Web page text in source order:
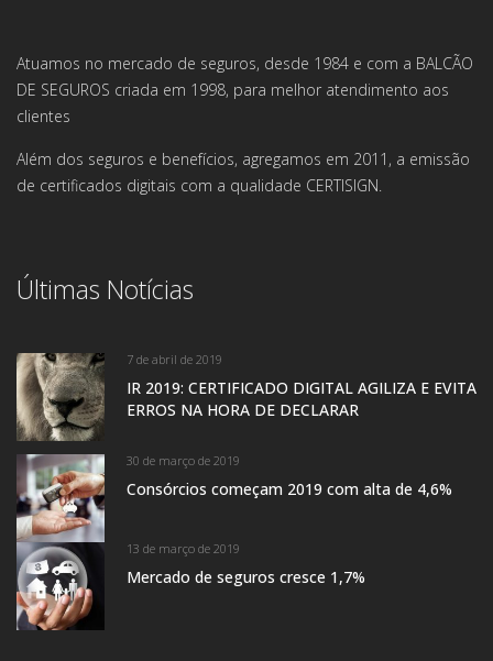
Atuamos no mercado de seguros, desde 1984 e com a BALCÃO
DE SEGUROS criada em 1998, para melhor atendimento aos
clientes
Além dos seguros e benefícios, agregamos em 2011, a emissão
de certificados digitais com a qualidade CERTISIGN.
Últimas Notícias
7 de abril de 2019
IR 2019: CERTIFICADO DIGITAL AGILIZA E EVITA
ERROS NA HORA DE DECLARAR
30 de março de 2019
Consórcios começam 2019 com alta de 4,6%
13 de março de 2019
Mercado de seguros cresce 1,7%